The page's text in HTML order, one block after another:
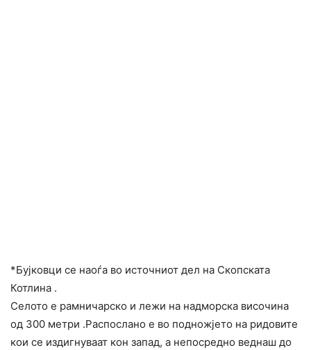
*Бујковци се наоѓа во источниот дел на Скопската
Котлина .
Селото е рамничарско и лежи на надморска височина
од 300 метри .Распослано е во подножјето на ридовите
кои се издигнуваат кон запад, а непосредно веднаш до